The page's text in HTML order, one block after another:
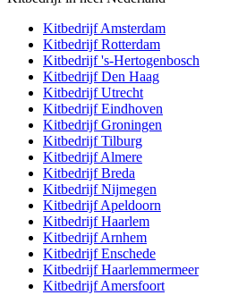
KitbedrijfAmsterdam
KitbedrijfRotterdam
Kitbedrijf's-Hertogenbosch
KitbedrijfDen Haag
KitbedrijfUtrecht
KitbedrijfEindhoven
KitbedrijfGroningen
KitbedrijfTilburg
KitbedrijfAlmere
KitbedrijfBreda
KitbedrijfNijmegen
KitbedrijfApeldoorn
KitbedrijfHaarlem
KitbedrijfArnhem
KitbedrijfEnschede
KitbedrijfHaarlemmermeer
KitbedrijfAmersfoort